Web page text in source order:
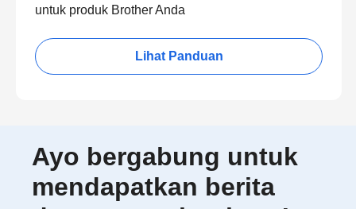
untuk produk Brother Anda
Lihat Panduan
Ayo bergabung untuk
mendapatkan berita